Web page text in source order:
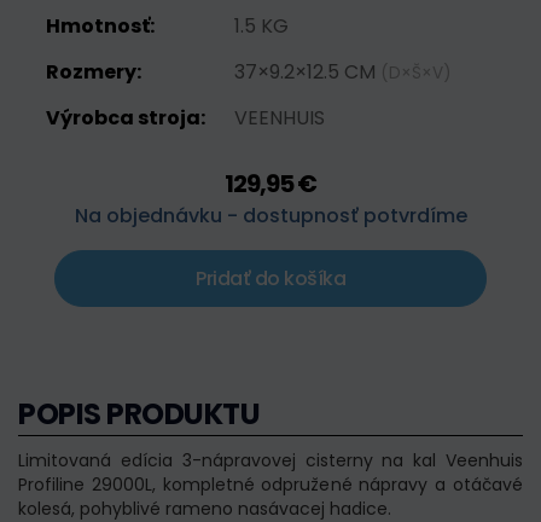
Hmotnosť:
1.5 KG
Rozmery:
37×9.2×12.5 CM (D×Š×V)
Výrobca stroja: VEENHUIS
129,95 €
Na objednávku - dostupnosť potvrdíme
Pridať do košíka
POPIS PRODUKTU
Limitovaná edícia 3-nápravovej cisterny na kal Veenhuis
Profiline 29000L, kompletné odpružené nápravy a otáčavé
kolesá, pohyblivé rameno nasávacej hadice.